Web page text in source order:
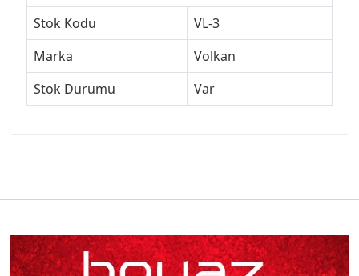
Stok Kodu
VL-3
Marka
Volkan
Stok Durumu
Var